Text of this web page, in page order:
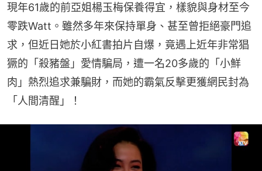
現年61歲的前亞姐楊玉梅保養得宜，樣貌與身材至今
零跌Watt。雖然多年來保持單身、甚至曾拒絕豪門追
求，但近日她於小紅書拍片自爆，竟遇上近年非常猖
獗的「殺豬盤」愛情騙局，遭一名20多歲的「小鮮
肉」熱烈追求兼騙財，而她的霸氣反擊更獲網民封為
「人間清醒」！